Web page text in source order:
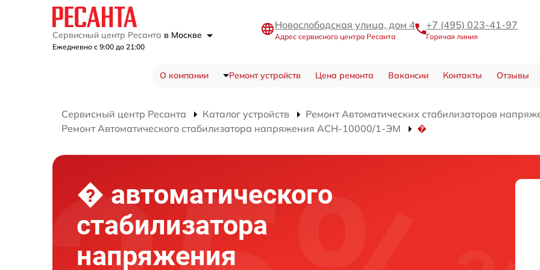
Сервисный центр Ресанта в Москве
Ежедневно с 9:00 до 21:00
Новослободская улица, дом 4
Адрес сервисного центра Ресанта
+7 (495) 023-41-97
Горячая линия
О компании Ремонт устройств Цена ремонта Вакансии Контакты Отзывы
Сервисный центр Ресанта Каталог устройств
Ремонт Автоматических стабилизаторов
Ремонт Автоматического стабилизатора напряжения АСН-10000/1-ЭМ
�
� автоматического
стабилизатора
напряжения